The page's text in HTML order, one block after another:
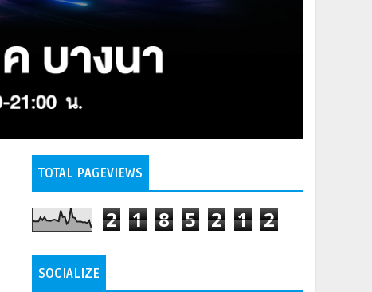
TOTAL PAGEVIEWS
2 1 8 5 2 1 2
SOCIALIZE